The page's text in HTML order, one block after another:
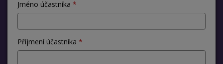
Jméno účastníka
Příjmení účastníka